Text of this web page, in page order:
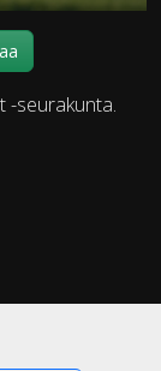
-seurakunta.